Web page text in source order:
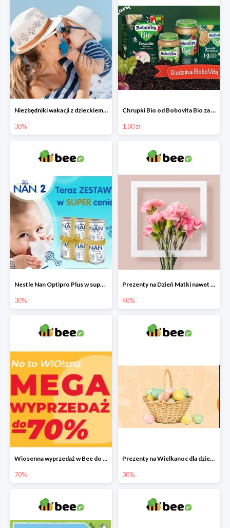
Niezbędniki wakacji z dzieckiem do -30%
30%
Chrupki Bio od Bobovita Bio za 1 grosz
1.00 zł
Nestle Nan Optipro Plus w super cenach!
30%
Prezenty na Dzień Matki nawet do -40%
40%
Wiosenna wyprzedaż w Bee do -70%
70%
Prezenty na Wielkanoc dla dzieci 2022 - upominki od Zajączka
30%